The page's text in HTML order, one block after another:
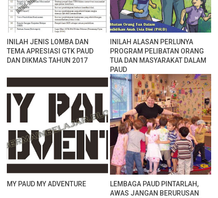
INILAH JENIS LOMBA DAN
TEMA APRESIASI GTK PAUD
DAN DIKMAS TAHUN 2017
INILAH ALASAN PERLUNYA
PROGRAM PELIBATAN ORANG
TUA DAN MASYARAKAT DALAM
PAUD
MY PAUD MY ADVENTURE
LEMBAGA PAUD PINTARLAH,
AWAS JANGAN BERURUSAN